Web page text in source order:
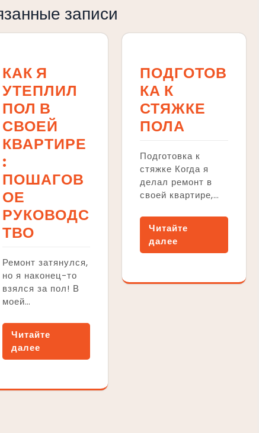
записи
КАК Я
УТЕПЛИЛ
ПОЛ В
СВОЕЙ
КВАРТИРЕ
:
ПОШАГОВ
ОЕ
РУКОВОДС
ТВО
Ремонт затянулся,
но я наконец-то
взялся за пол! В
моей…
Читайте
далее
ПОДГОТОВ
КА К
СТЯЖКЕ
ПОЛА
Подготовка к
стяжке Когда я
делал ремонт в
своей квартире,…
Читайте
далее